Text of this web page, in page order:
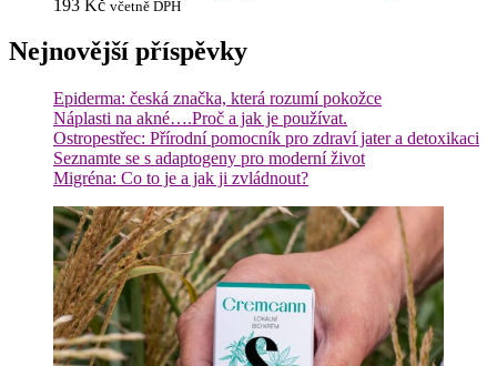
193 Kč včetně DPH
Nejnovější příspěvky
Epiderma: česká značka, která rozumí pokožce
Náplasti na akné….Proč a jak je používat.
Ostropestřec: Přírodní pomocník pro zdraví jater a detoxikaci
Seznamte se s adaptogeny pro moderní život
Migréna: Co to je a jak ji zvládnout?